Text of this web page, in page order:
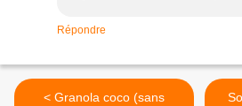
Répondre
< Granola coco (sans